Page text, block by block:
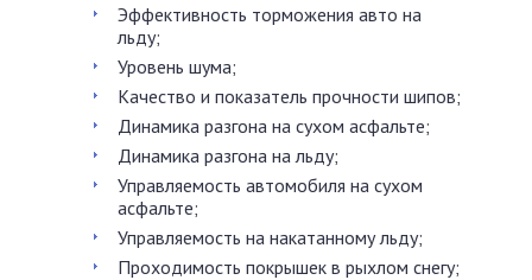
Эффективность торможения авто на
льду;
Уровень шума;
Качество и показатель прочности шипов;
Динамика разгона на сухом асфальте;
Динамика разгона на льду;
Управляемость автомобиля на сухом
асфальте;
Управляемость на накатанному льду;
Проходимость покрышек в рыхлом снегу;